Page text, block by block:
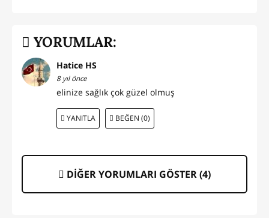
YORUMLAR:
Hatice HS
8 yıl önce
elinize sağlık çok güzel olmuş
YANITLA BEĞEN (0)
DİĞER YORUMLARI GÖSTER (4)